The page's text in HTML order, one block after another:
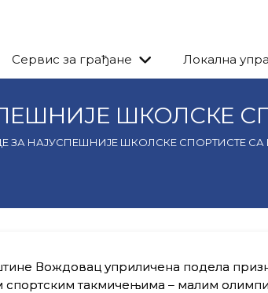
Сервис за грађане Локална
ШКОЛСКЕ
ЗА НАЈУСПЕШНИЈЕ ШКОЛСКЕ СПОРТИСТЕ
Вождовац уприличена подела
такмичењима – малим